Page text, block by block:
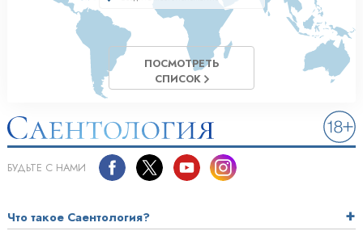
ПОСМОТРЕТЬ
СПИСОК
БУДЬТЕ С НАМИ
Что такое Саентология?